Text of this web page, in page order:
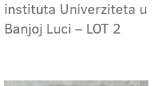
instituta Univerziteta u
Banjoj Luci – LOT 2